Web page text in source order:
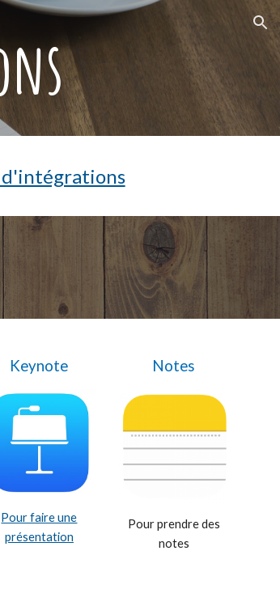
d'intégrations
Keynote
Pour faire une
présentation
Notes
Pour prendre des
notes